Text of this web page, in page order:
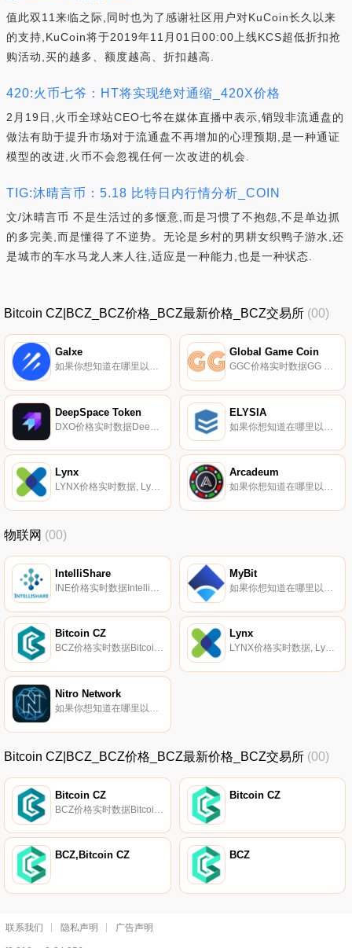
值此双11来临之际,同时也为了感谢社区用户对KuCoin长久以来
的支持,KuCoin将于2019年11月01日00:00上线KCS超低折扣抢
购活动,买的越多、额度越高、折扣越高.
420:火币七爷：HT将实现绝对通缩_420X价格
2月19日,火币全球站CEO七爷在媒体直播中表示,销毁非流通盘的
做法有助于提升市场对于流通盘不再增加的心理预期,是一种通证
模型的改进,火币不会忽视任何一次改进的机会.
TIG:沐晴言币：5.18 比特日内行情分析_COIN
文/沐晴言币 不是生活过的多惬意,而是习惯了不抱怨,不是单边抓
的多完美,而是懂得了不逆势。无论是乡村的男耕女织鸭子游水,还
是城市的车水马龙人来人往,适应是一种能力,也是一种状态.
Bitcoin CZ|BCZ_BCZ价格_BCZ最新价格_BCZ交易所 (00)
Galxe
如果你想知道在哪里以当前价格购买Galxe,目前交易{Galxe]股票的顶级加密货币交易所是Binance、Deepcoin、CoinW、BTCEX和Bitrue。您可以在我们的加密货币交易所页面上找到其他列表.
Global Game Coin
GGC价格实时数据GG World Lottery旨在提供基于以太坊智能合约的全球和国家在线彩票,该合约具有基于量子物理原理的真实随机数生成器,并经国际游戏实验室认证.
DeepSpace Token ELYSIA
Lynx
LYNX价格实时数据, Lynx由北卡罗来纳州夏洛特市的一个团队于2017年12月24日推出,旨在为应用程序开发人员创建一个稳定、环保的平台,用于存储和验证关键数据.
Arcadeum
如果你想知道在哪里以当前价格购买Arcadeum,目前交易{Arcadeum]股票的顶级加密货币交易所是BTCEX、BKEX、Uniswap（V3）（ArARCtrum）、Trader Joe V2（ArARCtlum）和KyberSwap Elastic（ArARCttrum）.
物联网 (00)
IntelliShare MyBit
Bitcoin CZ
BCZ价格实时数据Bitcoin CZ旨在创建一个通过应用程序/小工具将区块链连接到物联网的社区。最初的重点将包括浏览器中的电子商务解决方案、混合器和基于网络的生态系统.
Lynx
LYNX价格实时数据, Lynx由北卡罗来纳州夏洛特市的一个团队于2017年12月24日推出,旨在为应用程序开发人员创建一个稳定、环保的平台,用于存储和验证关键数据.
Nitro Network
如果你想知道在哪里以当前价格购买Nitro Network,目前交易{Nitro Network]股票的顶级加密货币交易所是HuoNCash和Bitbns。您可以在我们的加密货币交易所页面上找到其他列表.
Bitcoin CZ|BCZ_BCZ价格_BCZ最新价格_BCZ交易所 (00)
Bitcoin CZ Bitcoin CZ
BCZ,Bitcoin CZ BCZ
联系我们 隐私声明 广告声明